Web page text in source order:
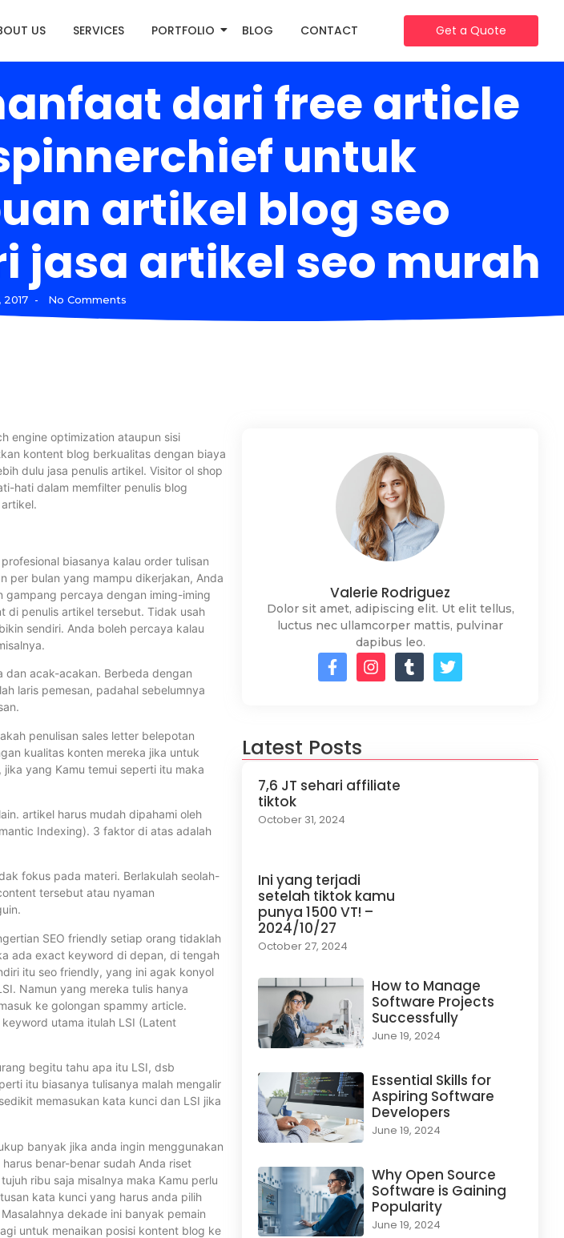
US SERVICES PORTFOLIO BLOG CONTACT Get a Quote
dari free article
untuk
artikel blog seo
jasa artikel seo murah
2017 - No Comments
engine optimization ataupun sisi
kontent blog berkualitas dengan biaya
dulu jasa penulis artikel. Visitor ol shop
hati dalam memfilter penulis blog
biasanya kalau order tulisan
per bulan yang mampu dikerjakan, Anda
gampang percaya dengan iming-iming
di penulis artikel tersebut. Tidak usah
sendiri. Anda boleh percaya kalau
dan acak-acakan. Berbeda dengan
laris pemesan, padahal sebelumnya
penulisan sales letter belepotan
kualitas konten mereka jika untuk
yang Kamu temui seperti itu maka
artikel harus mudah dipahami oleh
Indexing). 3 faktor di atas adalah
fokus pada materi. Berlakulah seolah-
tersebut atau nyaman
SEO friendly setiap orang tidaklah
ada exact keyword di depan, di tengah
itu seo friendly, yang ini agak konyol
Namun yang mereka tulis hanya
ke golongan spammy article.
utama itulah LSI (Latent
begitu tahu apa itu LSI, dsb
itu biasanya tulisanya malah mengalir
memasukan kata kunci dan LSI jika
banyak jika anda ingin menggunakan
benar-benar sudah Anda riset
ribu saja misalnya maka Kamu perlu
kata kunci yang harus anda pilih
dekade ini banyak pemain
untuk menaikan posisi kontent blog ke
Valerie Rodriguez
Dolor sit amet, adipiscing elit. Ut elit tellus,
luctus nec ullamcorper mattis, pulvinar
dapibus leo.
Latest Posts
7,6 JT sehari affiliate
tiktok
October 31, 2024
Ini yang terjadi
setelah tiktok kamu
punya 1500 VT! –
2024/10/27
October 27, 2024
How to Manage
Software Projects
Successfully
June 19, 2024
Essential Skills for
Aspiring Software
Developers
June 19, 2024
Why Open Source
Software is Gaining
Popularity
June 19, 2024